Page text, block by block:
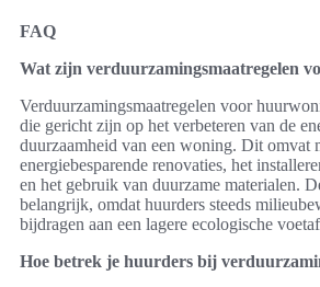
FAQ
Wat zijn verduurzamingsmaatregelen
Verduurzamingsmaatregelen voor
die gericht zijn op het verbeteren van de
duurzaamheid van een woning. Dit omvat
energiebesparende renovaties, het
en het gebruik van duurzame materialen.
belangrijk, omdat huurders steeds
bijdragen aan een lagere ecologische
Hoe betrek je huurders bij